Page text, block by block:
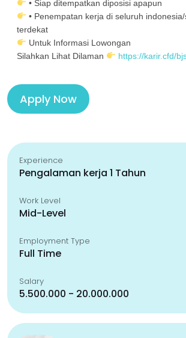
• Siap ditempatkan diposisi apapun
• Penempatan kerja di seluruh
terdekat
Untuk Informasi Lowongan
Silahkan Lihat Dilaman https://karir.cfd/
Apply Now
Experience
Pengalaman kerja 1 Tahun
Work Level
Mid-Level
Employment Type
Full Time
Salary
5.500.000 - 20.000.000